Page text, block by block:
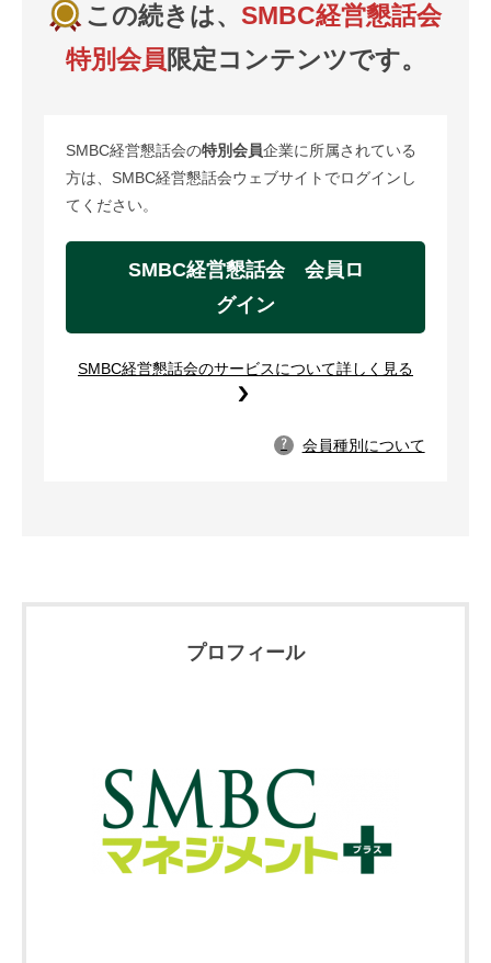
この続きは、SMBC経営懇話会
特別会員 限定コンテンツです。
SMBC経営懇話会の特別会員企業に所属されている
方は、SMBC経営懇話会ウェブサイトでログインし
てください。
SMBC経営懇話会 会員ロ
グイン
SMBC経営懇話会のサービスについて詳しく見る
? 会員種別について
プロフィール